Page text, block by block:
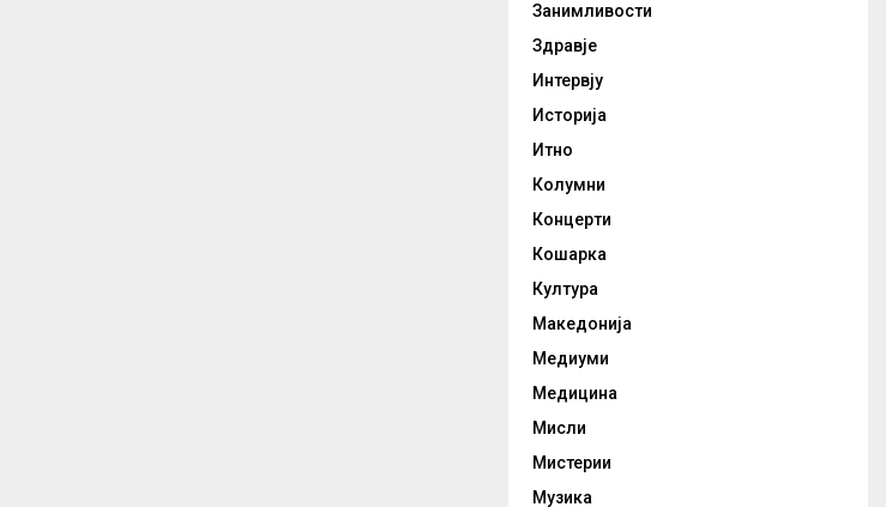
Занимливости
Здравје
Интервју
Историја
Итно
Колумни
Концерти
Кошарка
Култура
Македонија
Медиуми
Медицина
Мисли
Мистерии
Музика